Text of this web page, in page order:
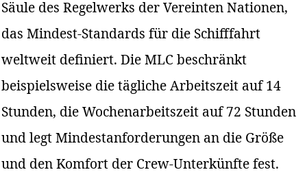
Säule des Regelwerks der Vereinten Nationen,
das Mindest-Standards für die Schifffahrt
weltweit definiert. Die MLC beschränkt
beispielsweise die tägliche Arbeitszeit auf 14
Stunden, die Wochenarbeitszeit auf 72 Stunden
und legt Mindestanforderungen an die Größe
und den Komfort der Crew-Unterkünfte fest.